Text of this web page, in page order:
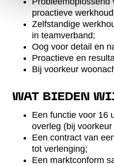
proactieve
Zelfstandige
in teamverband;
Oog voor detail en
Proactieve en
Bij voorkeur
WAT BIEDEN
Een functie voor 16
overleg (bij
Een contract van
tot verlenging;
Een marktconform